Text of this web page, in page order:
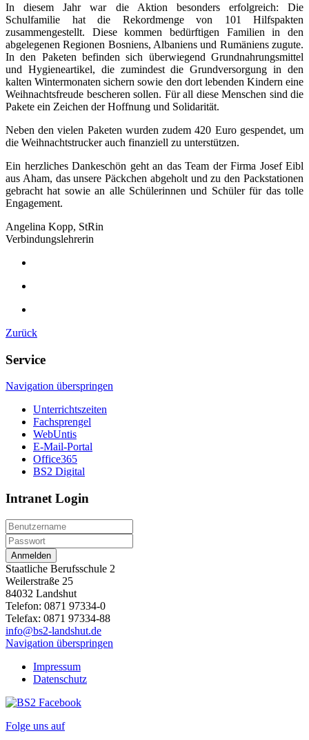
In diesem Jahr war die Aktion besonders erfolgreich: Die
Schulfamilie hat die Rekordmenge von 101 Hilfspakten
zusammengestellt. Diese kommen bedürftigen Familien in den
abgelegenen Regionen Bosniens, Albaniens und Rumäniens zugute.
In den Paketen befinden sich überwiegend Grundnahrungsmittel
und Hygieneartikel, die zumindest die Grundversorgung in den
kalten Wintermonaten sichern sowie den dort lebenden Kindern eine
Weihnachtsfreude bescheren sollen. Für all diese Menschen sind die
Pakete ein Zeichen der Hoffnung und Solidarität.
Neben den vielen Paketen wurden zudem 420 Euro gespendet, um
die Weihnachtstrucker auch finanziell zu unterstützen.
Ein herzliches Dankeschön geht an das Team der Firma Josef Eibl
aus Aham, das unsere Päckchen abgeholt und zu den Packstationen
gebracht hat sowie an alle Schülerinnen und Schüler für das tolle
Engagement.
Angelina Kopp, StRin
Verbindungslehrerin
Zurück
Service
Navigation überspringen
Unterrichtszeiten
Fachsprengel
WebUntis
E-Mail-Portal
Office365
BS2 Digital
Intranet Login
Anmelden
Staatliche Berufsschule 2
Weilerstraße 25
84032 Landshut
Telefon: 0871 97334-0
Telefax: 0871 97334-88
info@bs2-landshut.de
Navigation überspringen
Impressum
Datenschutz
Folge uns auf